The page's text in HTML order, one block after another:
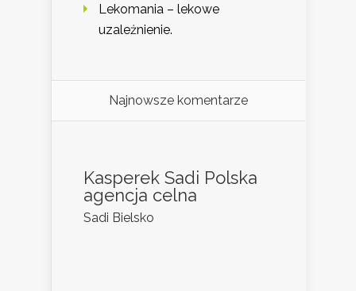
Lekomania – lekowe
uzależnienie.
Najnowsze komentarze
Kasperek Sadi Polska
agencja celna
Sadi Bielsko